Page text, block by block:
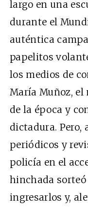
largo en una
durante el
auténtica
papelitos
los medios de
María Muñoz,
de la época y
dictadura. Pero,
periódicos y
policía en el
hinchada
ingresarlos y,